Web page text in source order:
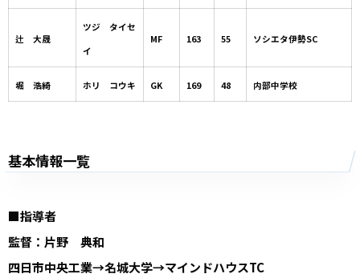
辻 大晟
ツジ タイセ
イ
MF 163 55 ソシエタ伊勢SC
堀 浩綺 ホリ コウキ GK 169 48 内部中学校
基本情報一覧
■指導者
監督：片野 典和
四日市中央工業→名城大学→マインドハウスTC